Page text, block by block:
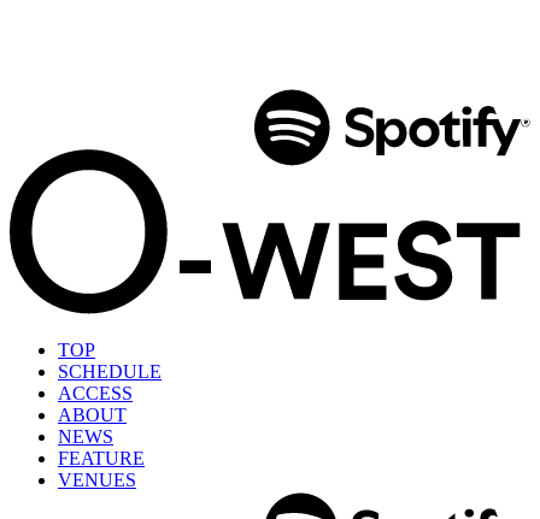
TOP
SCHEDULE
ACCESS
ABOUT
NEWS
FEATURE
VENUES